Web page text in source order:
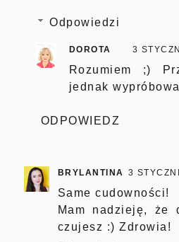
Odpowiedzi
DOROTA 3
Rozumiem ;)
jednak
ODPOWIEDZ
BRYLANTINA 3
Same cudowności!
Mam nadzieję,
czujesz :) Zdrowia!